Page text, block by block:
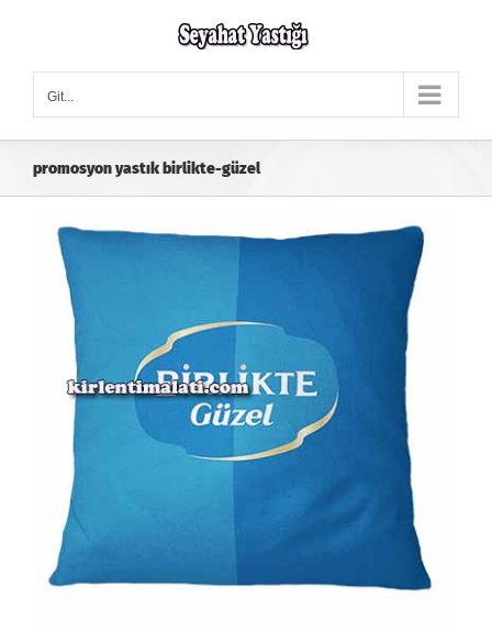
Git...
promosyon yastık birlikte-güzel